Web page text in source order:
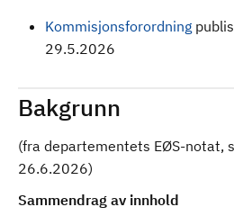
Kommisjonsforordning
29.5.2026
Bakgrunn
(fra departementets EØS-notat,
26.6.2026)
Sammendrag av innhold